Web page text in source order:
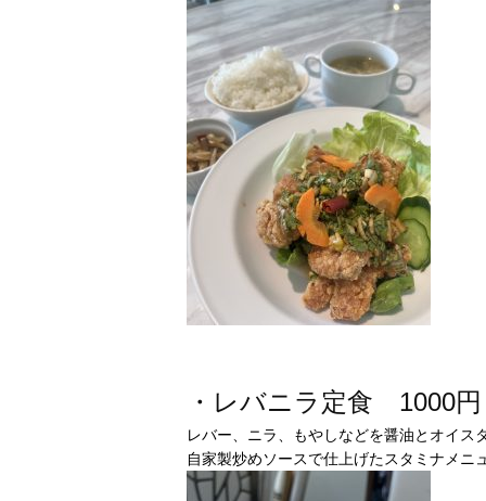
・レバニラ定食 1000円
レバー、ニラ、もやしなどを醤油とオイス
自家製炒めソースで仕上げたスタミナメニュ